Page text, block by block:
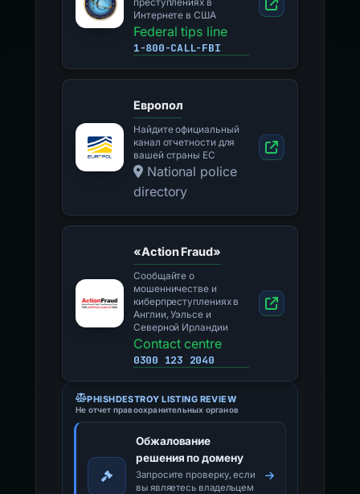
преступлениях в
Интернете в США
Federal tips line
1-800-CALL-FBI
Европол
Найдите официальный
канал отчетности для
вашей страны ЕС
National police
directory
«Action Fraud»
Сообщайте о
мошенничестве и
киберпреступлениях в
Англии, Уэльсе и
Северной Ирландии
Contact centre
0300 123 2040
PHISHDESTROY LISTING REVIEW
Не отчет правоохранительных органов
Обжалование
решения по домену
Запросите проверку, если
вы являетесь владельцем